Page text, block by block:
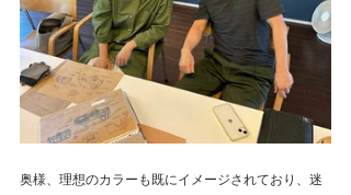
奥様、理想のカラーも既にイメージされており、迷